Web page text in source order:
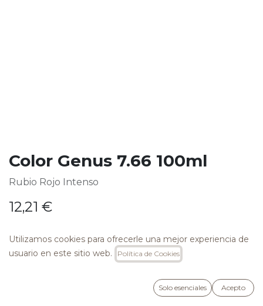
Color Genus 7.66 100ml
Rubio Rojo Intenso
12,21 €
AÑADIR A LA CESTA
Utilizamos cookies para ofrecerle una mejor experiencia de
usuario en este sitio web.
Política de Cookies
Solo esenciales Acepto